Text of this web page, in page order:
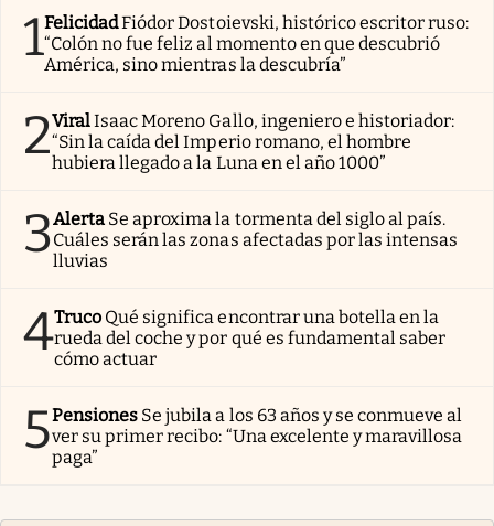
1FelicidadFiódor Dostoievski, histórico escritor ruso:
“Colón no fue feliz al momento en que descubrió
América, sino mientras la descubría”
2ViralIsaac Moreno Gallo, ingeniero e historiador:
“Sin la caída del Imperio romano, el hombre
hubiera llegado a la Luna en el año 1000”
3Alerta Se aproxima la tormenta del siglo al país.
Cuáles serán las zonas afectadas por las intensas
lluvias
4Truco Qué significa encontrar una botella en la
rueda del coche y por qué es fundamental saber
cómo actuar
5Pensiones Se jubila a los 63 años y se conmueve al
ver su primer recibo: “Una excelente y maravillosa
paga”